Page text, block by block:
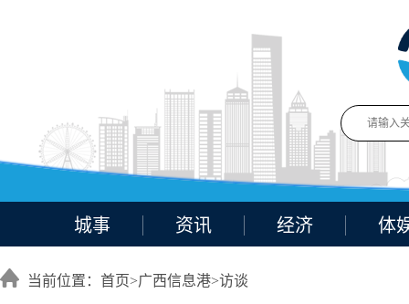
城事 资讯 经济 体
当前位置：首页>广西信息港>访谈